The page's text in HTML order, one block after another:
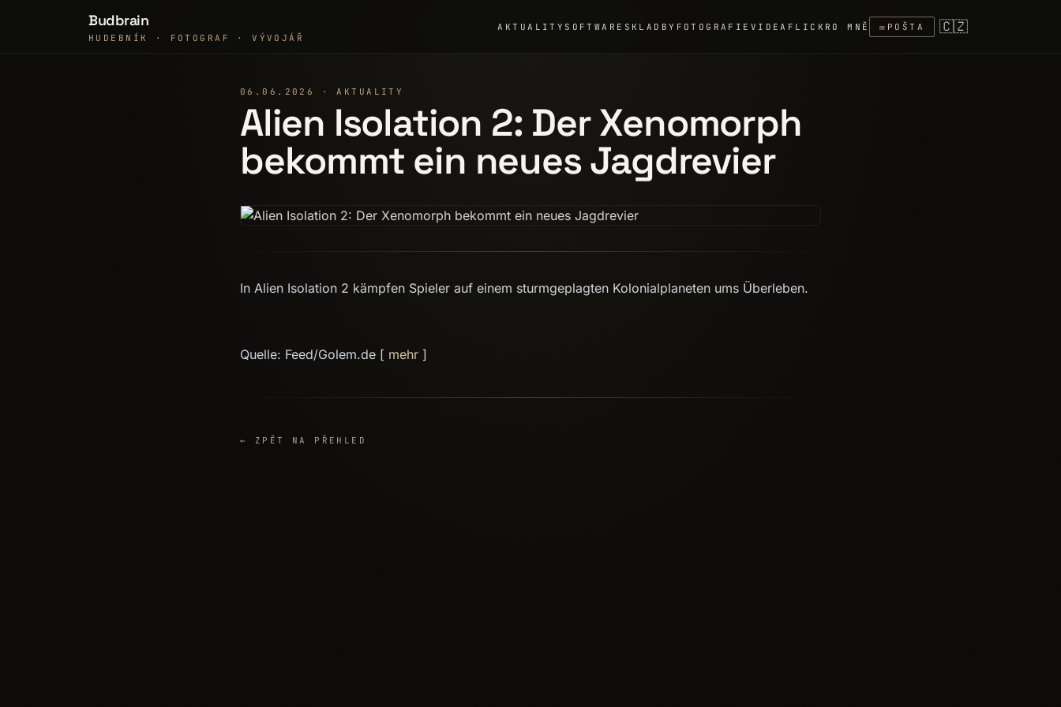
Budbrain
HUDEBNÍK · FOTOGRAF · VÝVOJÁŘ
AKTUALITY SOFTWARE SKLADBY FOTOGRAFIE VIDEA FLICKR O MNĚ ✉ POŠTA 🇨🇿
06.06.2026 · AKTUALITY
Alien Isolation 2: Der Xenomorph
bekommt ein neues Jagdrevier
In Alien Isolation 2 kämpfen Spieler auf einem sturmgeplagten Kolonialplaneten ums Überleben.
Quelle: Feed/Golem.de [ mehr ]
← ZPĚT NA PŘEHLED